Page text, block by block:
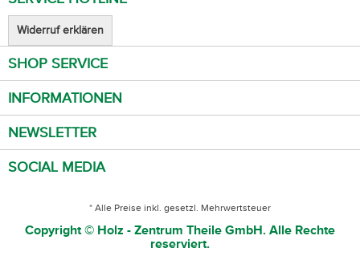
Widerruf erklären
SHOP SERVICE
INFORMATIONEN
NEWSLETTER
SOCIAL MEDIA
* Alle Preise inkl. gesetzl. Mehrwertsteuer
Copyright © Holz - Zentrum Theile GmbH. Alle Rechte
reserviert.